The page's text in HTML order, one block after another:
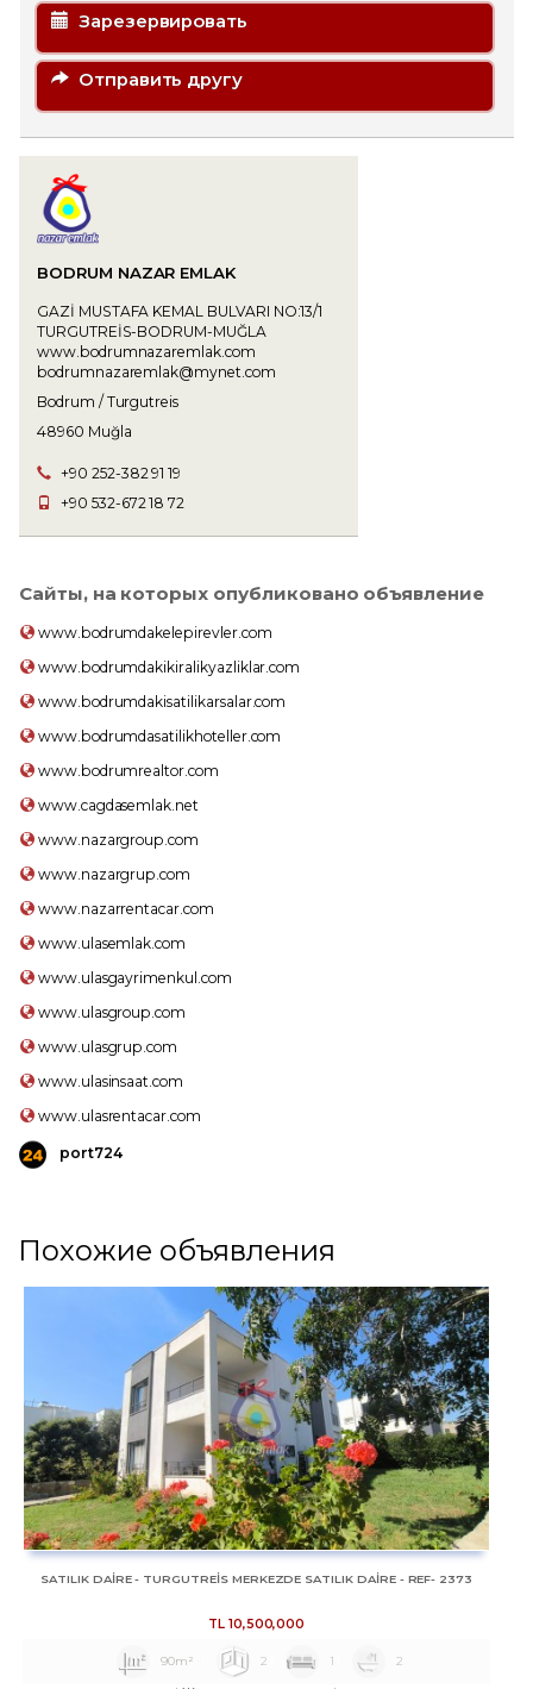
Зарезервировать
Отправить другу
BODRUM NAZAR EMLAK
GAZİ MUSTAFA KEMAL BULVARI NO:13/1
TURGUTREİS-BODRUM-MUĞLA
www.bodrumnazaremlak.com
bodrumnazaremlak@mynet.com
Bodrum / Turgutreis
48960 Muğla
+90 252-382 91 19
+90 532-672 18 72
Сайты, на которых опубликовано объявление
www.bodrumdakelepirevler.com
www.bodrumdakikiralikyazliklar.com
www.bodrumdakisatilikarsalar.com
www.bodrumdasatilikhoteller.com
www.bodrumrealtor.com
www.cagdasemlak.net
www.nazargroup.com
www.nazargrup.com
www.nazarrentacar.com
www.ulasemlak.com
www.ulasgayrimenkul.com
www.ulasgroup.com
www.ulasgrup.com
www.ulasinsaat.com
www.ulasrentacar.com
port724
Похожие объявления
SATILIK DAİRE - TURGUTREİS MERKEZDE SATILIK DAİRE - REF- 2373
TL10,500,000
90m² 2 1 2